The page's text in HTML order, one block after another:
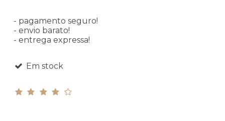
- pagamento seguro!
- envio barato!
- entrega expressa!
Em stock